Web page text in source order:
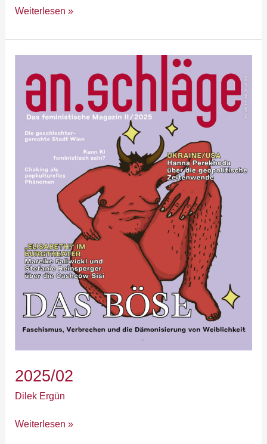
Weiterlesen »
2025/02
Dilek Ergün
Weiterlesen »